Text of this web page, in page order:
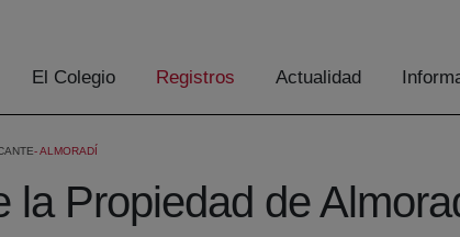
El Colegio Registros Actualidad
ALMORADÍ
la Propiedad de